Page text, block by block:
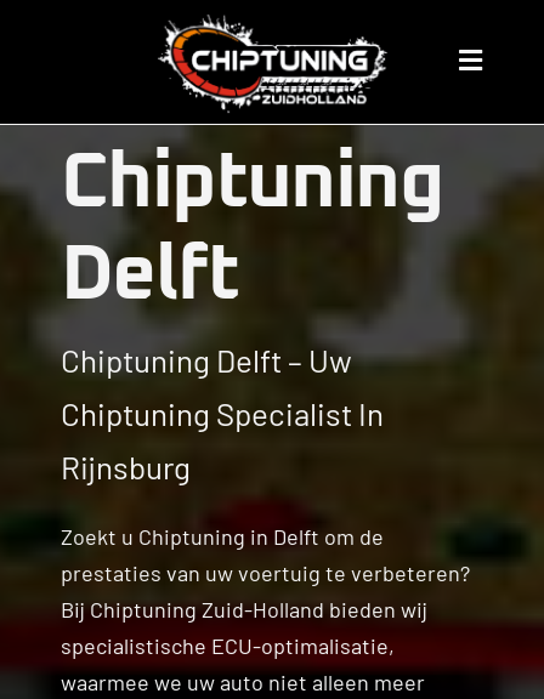
Toggle
Home
Prijzen
Over ons
Chiptuning Merken
Algemene Informatie
Contact
Chiptuning
Delft
Chiptuning Delft – Uw
Chiptuning Specialist In
Rijnsburg
Zoekt u Chiptuning in Delft om de
prestaties van uw voertuig te verbeteren?
Bij Chiptuning Zuid-Holland bieden wij
specialistische ECU-optimalisatie,
waarmee we uw auto niet alleen meer